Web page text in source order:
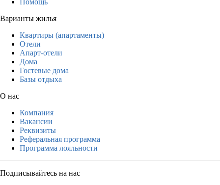
Варианты жилья
Квартиры (апартаменты)
Отели
Апарт-отели
Дома
Гостевые дома
Базы отдыха
О нас
Компания
Вакансии
Реквизиты
Реферальная программа
Программа лояльности
Подписывайтесь на нас